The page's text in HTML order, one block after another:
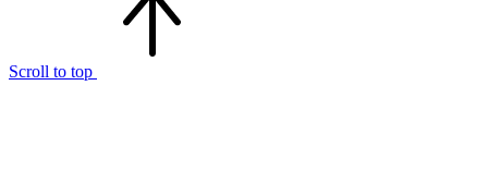
Scroll to top